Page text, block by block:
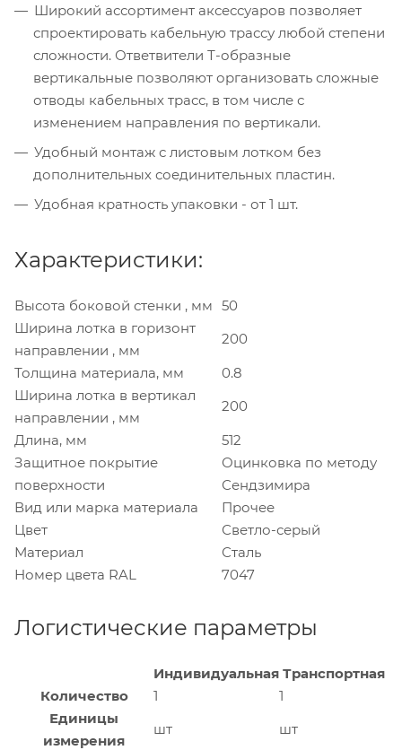
Широкий ассортимент аксессуаров позволяет
спроектировать кабельную трассу любой степени
сложности. Ответвители Т-образные
вертикальные позволяют организовать сложные
отводы кабельных трасс, в том числе с
изменением направления по вертикали.
Удобный монтаж с листовым лотком без
дополнительных соединительных пластин.
Удобная кратность упаковки - от 1 шт.
Характеристики:
Высота боковой стенки , мм 50
Ширина лотка в горизонт
направлении , мм
200
Толщина материала, мм
0.8
Ширина лотка в вертикал
направлении , мм
200
Длина, мм
512
Защитное покрытие
поверхности
Оцинковка по методу
Сендзимира
Вид или марка материала
Прочее
Цвет
Светло-серый
Материал
Сталь
Номер цвета RAL
7047
Логистические параметры
Индивидуальная Транспортная
Количество
1
1
Единицы
измерения
шт шт